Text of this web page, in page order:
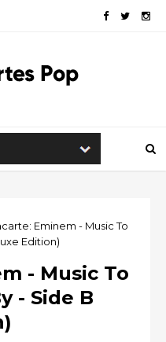
Eminem - Music To
Edition)
- Music To
- Side B